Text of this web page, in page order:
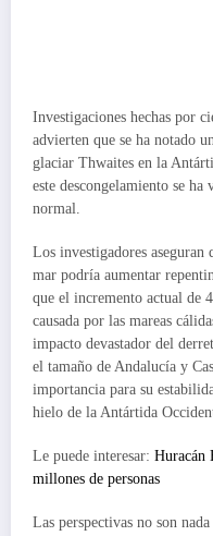
Investigaciones hechas por
advierten que se ha notado
glaciar Thwaites en la
este descongelamiento se
normal.
Los investigadores aseguran
mar podría aumentar
que el incremento actual de
causada por las mareas
impacto devastador del
el tamaño de Andalucía y
importancia para su
hielo de la Antártida
Le puede interesar: Huracán
millones de personas
Las perspectivas no son